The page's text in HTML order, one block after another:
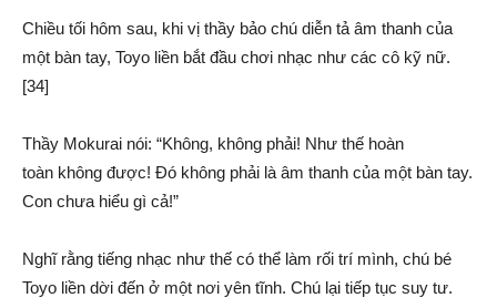
Chiều tối hôm sau, khi vị thầy bảo chú diễn tả âm thanh của
một bàn tay, Toyo liền bắt đầu chơi nhạc như các cô kỹ nữ.
[34]
Thầy Mokurai nói: “Không, không phải! Như thế hoàn
toàn không được! Đó không phải là âm thanh của một bàn tay.
Con chưa hiểu gì cả!”
Nghĩ rằng tiếng nhạc như thế có thể làm rối trí mình, chú bé
Toyo liền dời đến ở một nơi yên tĩnh. Chú lại tiếp tục suy tư.